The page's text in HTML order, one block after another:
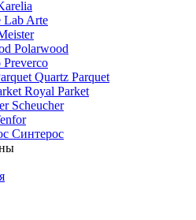
Lab Arte
Polarwood
Preverco
Quartz Parquet
Royal Parket
Scheucher
Синтерос